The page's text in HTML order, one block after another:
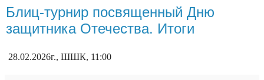
Блиц-турнир посвященный Дню
защитника Отечества. Итоги
28.02.2026г., ШШК, 11:00